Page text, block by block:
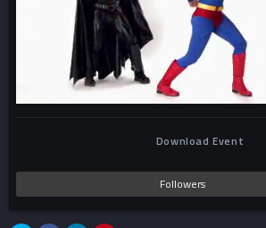
Download Event
Followers